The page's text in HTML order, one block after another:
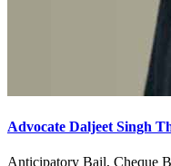
Advocate Daljeet Singh
Anticipatory Bail, Cheque